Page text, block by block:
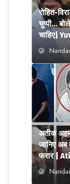
रोहित-
चुप्पी…
चाहिए|
अतीक
जानिए
फरार |